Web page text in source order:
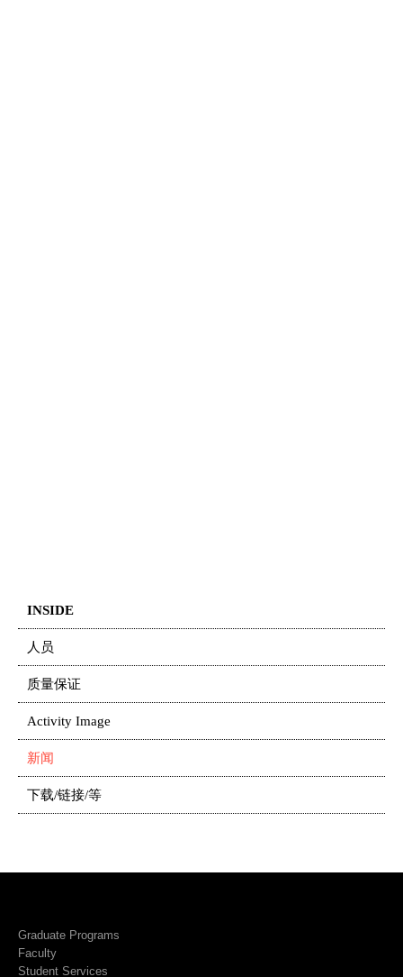
INSIDE
人员
质量保证
Activity Image
新闻
下载/链接/等
Graduate Programs
Faculty
Student Services